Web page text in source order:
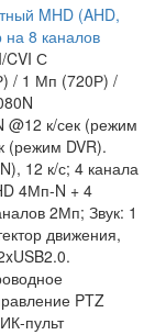
MHD (AHD,
на 8 каналов
С
/ 1 Мп (720Р) /
@12 к/сек (режим
(режим DVR).
12 к/с; 4 канала
4Мп-N + 4
2Мп; Звук: 1
движения,
PTZ
пульт